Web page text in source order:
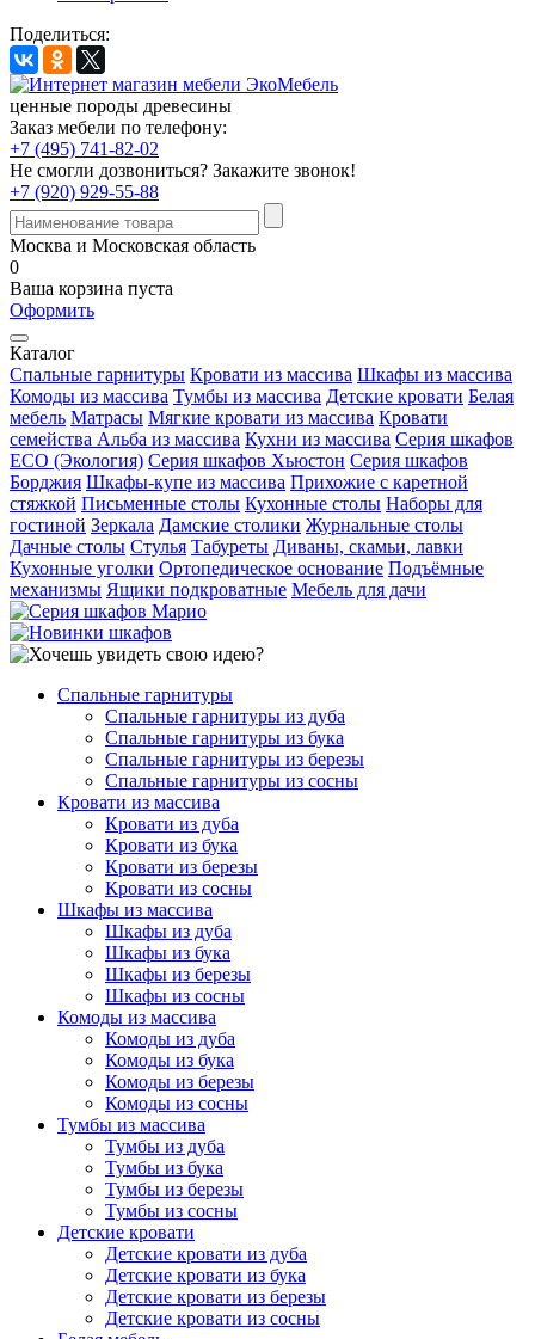
Поделиться:
ценные породы древесины
Заказ мебели по телефону:
+7 (495) 741-82-02
Не смогли дозвониться? Закажите звонок!
+7 (920) 929-55-88
Москва и Московская область
0
Ваша корзина пуста
Оформить
Каталог
Спальные гарнитуры Кровати из массива Шкафы из массива
Комоды из массива Тумбы из массива Детские кровати Белая
мебель Матрасы Мягкие кровати из массива Кровати
семейства Альба из массива Кухни из массива Серия шкафов
ECO (Экология) Серия шкафов Хьюстон Серия шкафов
Борджия Шкафы-купе из массива Прихожие с каретной
стяжкой Письменные столы Кухонные столы Наборы для
гостиной Зеркала Дамские столики Журнальные столы
Дачные столы Стулья Табуреты Диваны, скамьи, лавки
Кухонные уголки Ортопедическое основание Подъёмные
механизмы Ящики подкроватные Мебель для дачи
Спальные гарнитуры
Спальные гарнитуры из дуба
Спальные гарнитуры из бука
Спальные гарнитуры из березы
Спальные гарнитуры из сосны
Кровати из массива
Кровати из дуба
Кровати из бука
Кровати из березы
Кровати из сосны
Шкафы из массива
Шкафы из дуба
Шкафы из бука
Шкафы из березы
Шкафы из сосны
Комоды из массива
Комоды из дуба
Комоды из бука
Комоды из березы
Комоды из сосны
Тумбы из массива
Тумбы из дуба
Тумбы из бука
Тумбы из березы
Тумбы из сосны
Детские кровати
Детские кровати из дуба
Детские кровати из бука
Детские кровати из березы
Детские кровати из сосны